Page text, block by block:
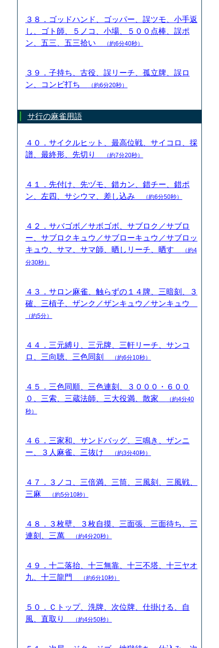
３８．ゴッドハンド、ゴッパー、誤ツモ、小手返
し、ゴト師、５ノコ、小場、５００点棒、誤ポ
ン、五三、五三拾い
（約6分40秒）
３９．子持ち、古役、誤リーチ、孤立牌、誤ロ
ン、コンビ打ち
（約6分20秒）
サ行の麻雀用語
４０．サイクルヒット、最高位戦、サイコロ、採
譜、最終形、先切り
（約7分20秒）
４１．先付け、先ヅモ、錯カン、錯チー、錯ポ
ン、左四、サシウマ、差し込み
（約6分50秒）
４２．サバゴボ／サボゴボ、サブロク／サブロ
ー、サブロクキュウ／サブローキュウ／サブロッ
キュウ、サマ、サマ師、晒しリーチ、晒す
（約4
分30秒）
４３．サロン麻雀、触らずの１４牌、三暗刻、３
確、三槓子、ザンク／ザンキュウ／サンキュウ
（約5分）
４４．三元縛り、三元牌、三軒リーチ、サンコ
ロ、三向聴、三色同刻
（約6分10秒）
４５．三色同順、三色連刻、３０００・６００
０、三索、三蔵法師、三大役満、散家
（約4分40
秒）
４６．三家和、サンドバッグ、三鳴き、ザンニ
ー、３人麻雀、三抜け
（約3分40秒）
４７．３ノコ、三倍満、三筒、三風刻、三風戦、
三麻
（約5分10秒）
４８．３枚壁、３枚自摸、三面張、三面待ち、三
連刻、三萬
（約4分20秒）
４９．十二落抬、十三無靠、十三不塔、十三ヤオ
九、十三龍門
（約6分10秒）
５０．Ｃトップ、洗牌、次位牌、仕掛ける、自
風、直取り
（約4分50秒）